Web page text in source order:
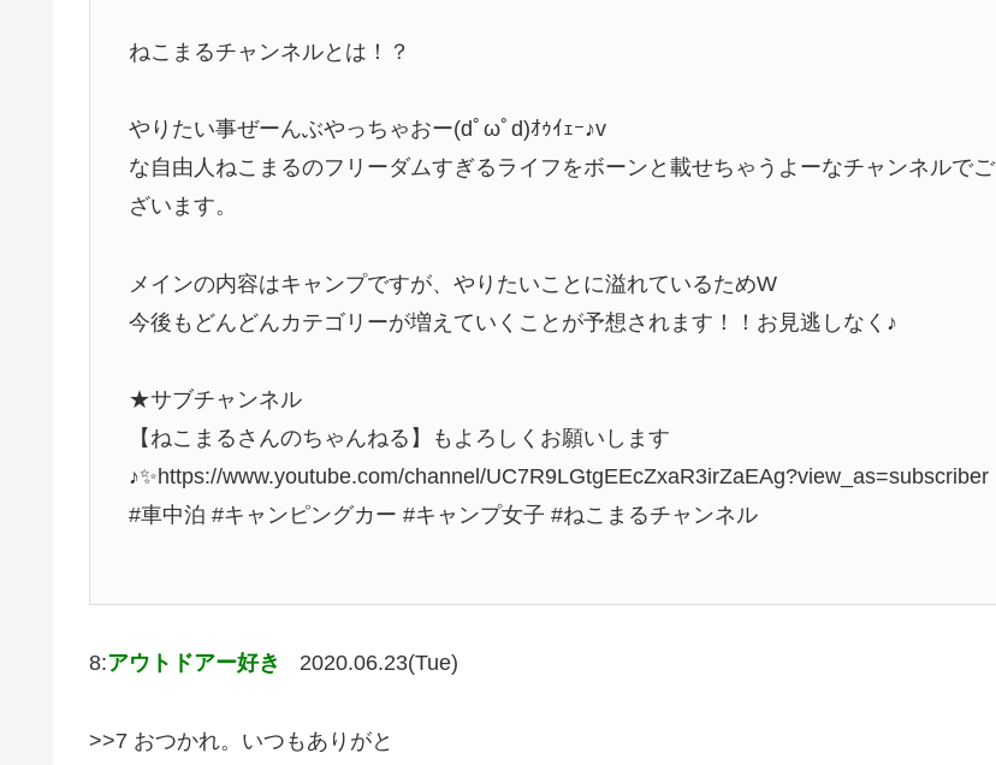
ねこまるチャンネルとは！？
やりたい事ぜーんぶやっちゃおー(dﾟωﾟd)ｵｩｲｪｰ♪v
な自由人ねこまるのフリーダムすぎるライフをボーンと載せちゃうよーなチャンネルでご
ざいます。
メインの内容はキャンプですが、やりたいことに溢れているためW
今後もどんどんカテゴリーが増えていくことが予想されます！！お見逃しなく♪
★サブチャンネル
【ねこまるさんのちゃんねる】もよろしくお願いします
♪✨https://www.youtube.com/channel/UC7R9LGtgEEcZxaR3irZaEAg?view_as=subscriber
#車中泊 #キャンピングカー #キャンプ女子 #ねこまるチャンネル
8:アウトドアー好き 2020.06.23(Tue)
>>7 おつかれ。いつもありがと